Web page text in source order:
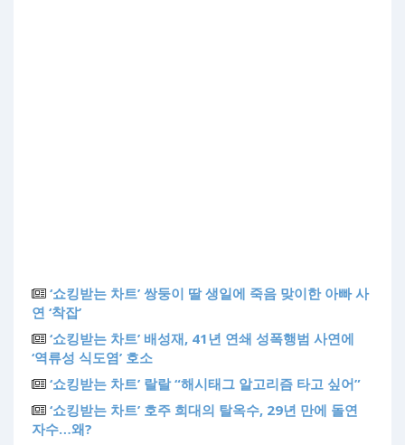
‘쇼킹받는 차트’ 쌍둥이 딸 생일에 죽음 맞이한 아빠 사
연 ‘착잡’
‘쇼킹받는 차트’ 배성재, 41년 연쇄 성폭행범 사연에
‘역류성 식도염’ 호소
‘쇼킹받는 차트’ 랄랄 “해시태그 알고리즘 타고 싶어”
‘쇼킹받는 차트’ 호주 희대의 탈옥수, 29년 만에 돌연
자수…왜?